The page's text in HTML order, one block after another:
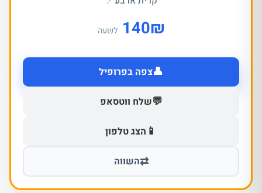
₪
140 לשעה
👤צפה בפרופיל
💬שלח ווטסאפ
📱 הצג טלפון
⇄השווה